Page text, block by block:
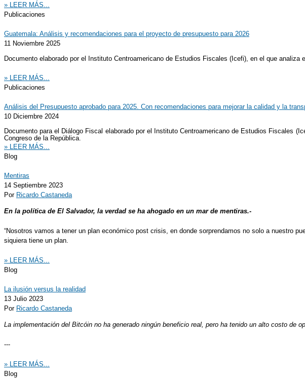
» LEER MÁS...
Publicaciones
Guatemala: Análisis y recomendaciones para el proyecto de presupuesto para 2026
11 Noviembre 2025
Documento elaborado por el Instituto Centroamericano de Estudios Fiscales (Icefi), en el que
» LEER MÁS...
Publicaciones
Análisis del Presupuesto aprobado para 2025. Con recomendaciones para mejorar la calidad y la
10 Diciembre 2024
Documento para el Diálogo Fiscal elaborado por el Instituto Centroamericano de Estudios Fiscales
Congreso de la República.
» LEER MÁS...
Blog
Mentiras
14 Septiembre 2023
Por Ricardo Castaneda
En la política de El Salvador, la verdad se ha ahogado en un mar de mentiras.-
“Nosotros vamos a tener un plan económico post crisis, en donde sorprendamos no solo a nuestro
siquiera tiene un plan.
» LEER MÁS...
Blog
La ilusión versus la realidad
13 Julio 2023
Por Ricardo Castaneda
La implementación del Bitcóin no ha generado ningún beneficio real, pero ha tenido un alto costo de
---
» LEER MÁS...
Blog